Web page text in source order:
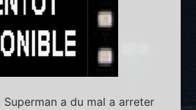
a du mal a arreter